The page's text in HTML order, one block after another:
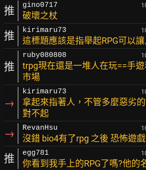
推 gino0717
破壞之杖
推 kirimaru73
這標題應該是指舉起RPG可以
推
ruby080808
trpg現在還是一堆人在玩==手
市場
→
kirimaru73
拿起來指著人，不管多麼惡劣
對不起
→ RevanHsu
沒錯 bio4有了rpg 之後 恐怖遊
推 egg781
你看到我手上的RPG了嗎?他的